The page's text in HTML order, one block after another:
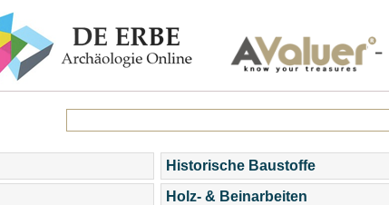
Historische Baustoffe
Holz- & Beinarbeiten